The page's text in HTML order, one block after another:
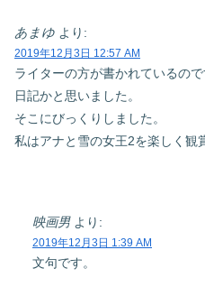
あまゆ より:
2019年12月3日 12:57 AM
ライターの方が書かれているので
日記かと思いました。
そこにびっくりしました。
私はアナと雪の女王2を楽しく観
映画男 より:
2019年12月3日 1:39 AM
文句です。